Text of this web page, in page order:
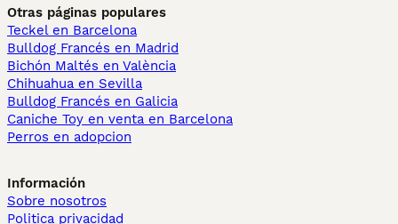
Otras páginas populares
Teckel en Barcelona
Bulldog Francés en Madrid
Bichón Maltés en València
Chihuahua en Sevilla
Bulldog Francés en Galicia
Caniche Toy en venta en Barcelona
Perros en adopcion
Información
Sobre nosotros
Politica privacidad